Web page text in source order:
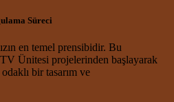
Süreci
en temel prensibidir. Bu
Ünitesi projelerinden başlayarak
bir tasarım ve